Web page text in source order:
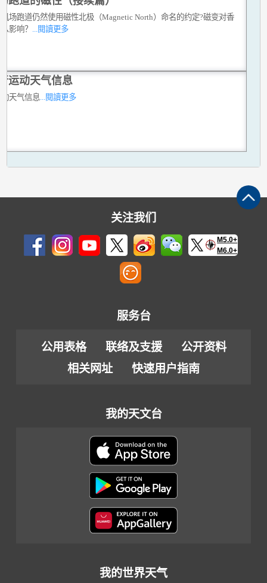
场跑道仍然使用磁性北极（Magnetic North）命名的约定?磁变对香
影响？
...閱讀更多
运动天气信息
天气信息...閱讀更多
关注我们
M5.0+
M6.0+
服务台
公用表格 联络及支援
公开资料
相关网址
快速用户指南
我的天文台
我的世界天气